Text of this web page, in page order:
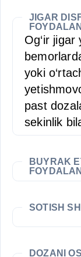
JIGAR
Og‘ir jigar
yoki
past
sekinlik
BUYRAK
SOTISH
DOZANI